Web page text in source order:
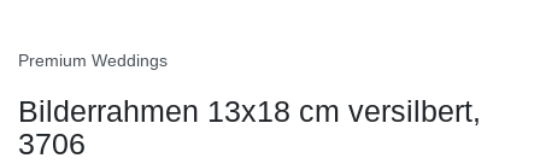
Premium Weddings
Bilderrahmen 13x18 cm versilbert,
3706